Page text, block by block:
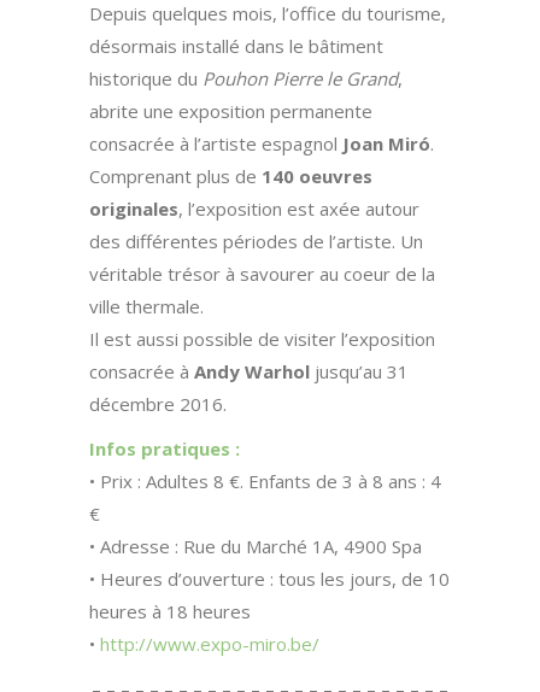
Depuis quelques mois, l’office du tourisme,
désormais installé dans le bâtiment
historique du Pouhon Pierre le Grand,
abrite une exposition permanente
consacrée à l’artiste espagnol Joan Miró.
Comprenant plus de 140 oeuvres
originales, l’exposition est axée autour
des différentes périodes de l’artiste. Un
véritable trésor à savourer au coeur de la
ville thermale.
Il est aussi possible de visiter l’exposition
consacrée à Andy Warhol jusqu’au 31
décembre 2016.
Infos pratiques :
• Prix : Adultes 8 €. Enfants de 3 à 8 ans : 4
€
• Adresse : Rue du Marché 1A, 4900 Spa
• Heures d’ouverture : tous les jours, de 10
heures à 18 heures
• http://www.expo-miro.be/